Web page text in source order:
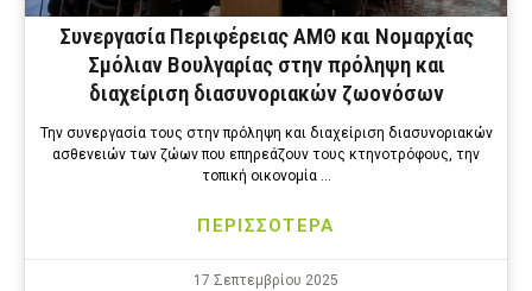
Συνεργασία Περιφέρειας ΑΜΘ και Νομαρχίας
Σμόλιαν Βουλγαρίας στην πρόληψη και
διαχείριση διασυνοριακών ζωονόσων
Την συνεργασία τους στην πρόληψη και διαχείριση διασυνοριακών
ασθενειών των ζώων που επηρεάζουν τους κτηνοτρόφους, την
τοπική οικονομία …
ΠΕΡΙΣΣΟΤΕΡΑ
17 Σεπτεμβρίου 2025